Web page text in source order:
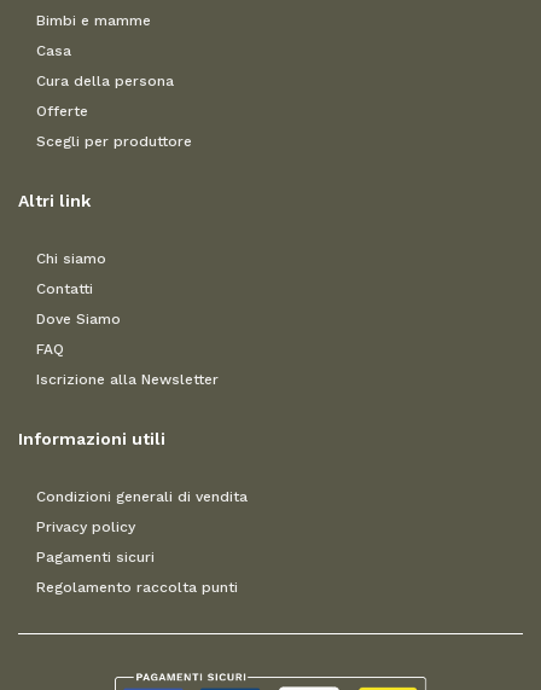
Bimbi e mamme
Casa
Cura della persona
Offerte
Scegli per produttore
Altri link
Chi siamo
Contatti
Dove Siamo
FAQ
Iscrizione alla Newsletter
Informazioni utili
Condizioni generali di vendita
Privacy policy
Pagamenti sicuri
Regolamento raccolta punti